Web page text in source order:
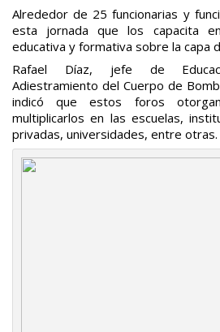
Alrededor de 25 funcionarias y
esta jornada que los capacita
educativa y formativa sobre la capa
Rafael Díaz, jefe de
Adiestramiento del Cuerpo de
indicó que estos foros
multiplicarlos en las escuelas,
privadas, universidades, entre otras.